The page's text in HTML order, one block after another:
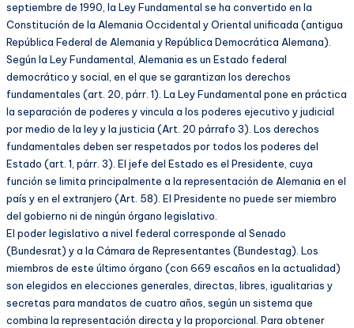
septiembre de 1990, la Ley Fundamental se ha convertido en la
Constitución de la Alemania Occidental y Oriental unificada (antigua
República Federal de Alemania y República Democrática Alemana).
Según la Ley Fundamental, Alemania es un Estado federal
democrático y social, en el que se garantizan los derechos
fundamentales (art. 20, párr. 1). La Ley Fundamental pone en práctica
la separación de poderes y vincula a los poderes ejecutivo y judicial
por medio de la ley y la justicia (Art. 20 párrafo 3). Los derechos
fundamentales deben ser respetados por todos los poderes del
Estado (art. 1, párr. 3). El jefe del Estado es el Presidente, cuya
función se limita principalmente a la representación de Alemania en el
país y en el extranjero (Art. 58). El Presidente no puede ser miembro
del gobierno ni de ningún órgano legislativo.
El poder legislativo a nivel federal corresponde al Senado
(Bundesrat) y a la Cámara de Representantes (Bundestag). Los
miembros de este último órgano (con 669 escaños en la actualidad)
son elegidos en elecciones generales, directas, libres, igualitarias y
secretas para mandatos de cuatro años, según un sistema que
combina la representación directa y la proporcional. Para obtener